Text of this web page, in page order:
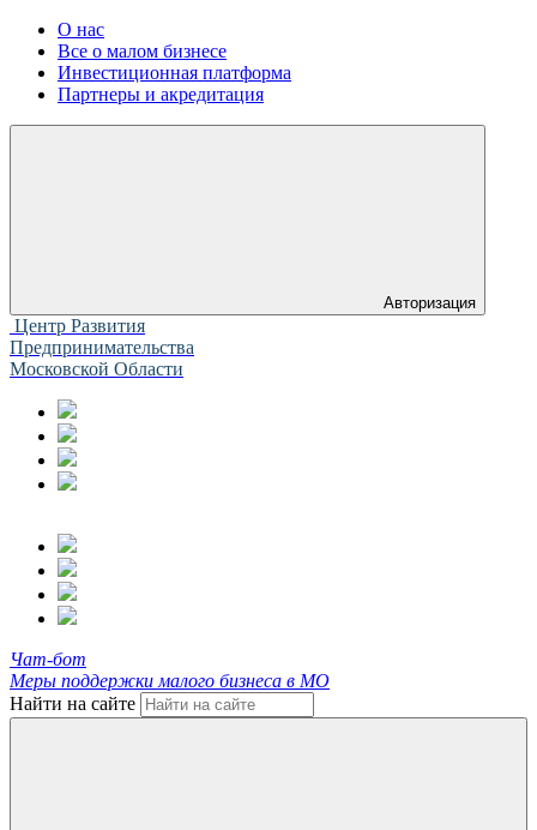
О нас
Все о малом бизнесе
Инвестиционная платформа
Партнеры и акредитация
Авторизация
Центр Развития
Предпринимательства
Московской Области
Чат-бот
Меры поддержки малого бизнеса в МО
Найти на сайте